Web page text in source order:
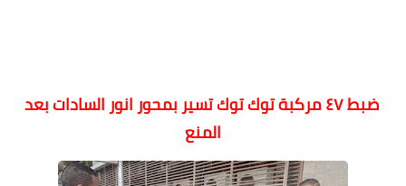
ضبط ٤٧ مركبة توك توك تسير بمحور انور السادات بعد
المنع